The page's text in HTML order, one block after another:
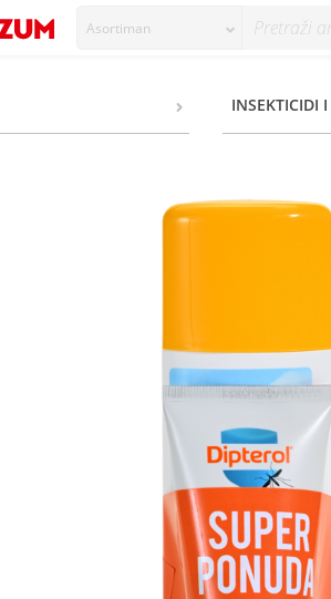
Asortiman
INSEKTICIDI